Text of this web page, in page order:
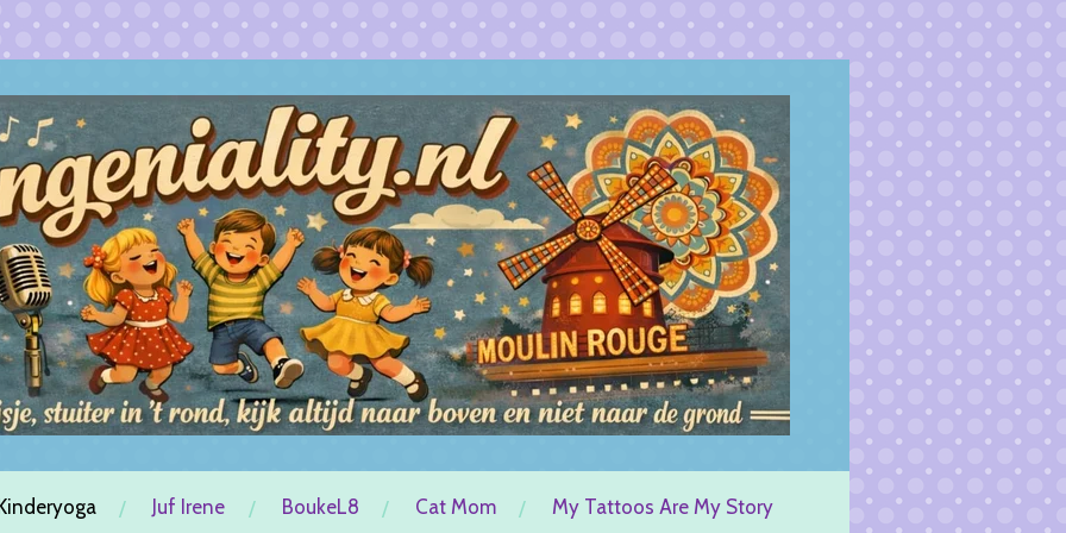
Juf Irene BoukeL8 Cat Mom
My Tattoos Are My Story